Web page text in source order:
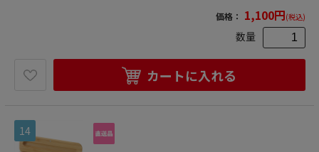
価格： 1,100円(税込)
数量
カートに入れる
14